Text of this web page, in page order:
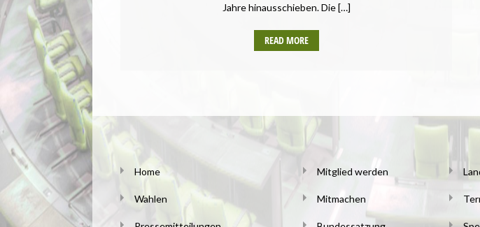
Jahre hinausschieben. Die […]
READ MORE
Home
Wahlen
Mitglied werden
Mitmachen